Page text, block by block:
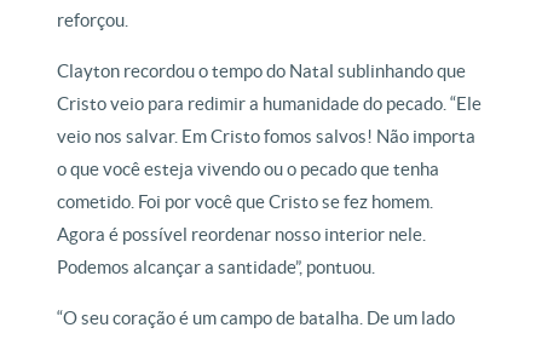
reforçou.
Clayton recordou o tempo do Natal sublinhando que
Cristo veio para redimir a humanidade do pecado. “Ele
veio nos salvar. Em Cristo fomos salvos! Não importa
o que você esteja vivendo ou o pecado que tenha
cometido. Foi por você que Cristo se fez homem.
Agora é possível reordenar nosso interior nele.
Podemos alcançar a santidade”, pontuou.
“O seu coração é um campo de batalha. De um lado